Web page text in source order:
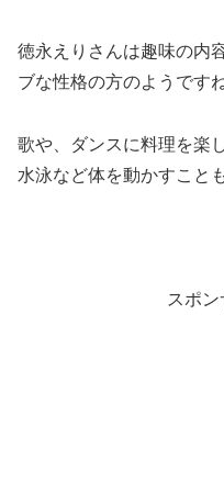
徳永えりさんは趣味の内
ブな性格の方のようですね
歌や、ダンスに料理を楽
水泳など体を動かすこと
スポン